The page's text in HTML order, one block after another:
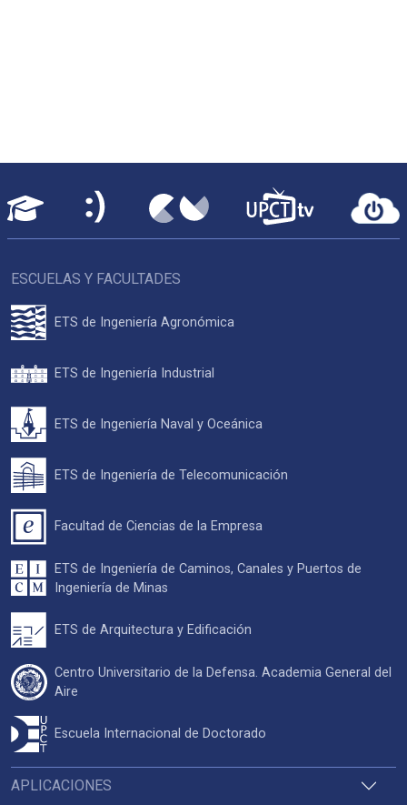
APLICACIONES
ESCUELAS Y FACULTADES
ETS de Ingeniería Agronómica
ETS de Ingeniería Industrial
ETS de Ingeniería Naval y Oceánica
ETS de Ingeniería de Telecomunicación
Facultad de Ciencias de la Empresa
ETS de Ingeniería de Caminos, Canales y Puertos de
Ingeniería de Minas
ETS de Arquitectura y Edificación
Centro Universitario de la Defensa. Academia General del
Aire
Escuela Internacional de Doctorado